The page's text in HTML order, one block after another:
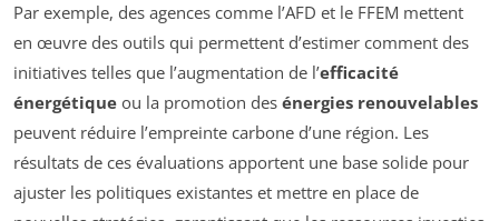
Par exemple, des agences comme l’AFD et le FFEM mettent
en œuvre des outils qui permettent d’estimer comment des
initiatives telles que l’augmentation de l’efficacité
énergétique ou la promotion des énergies renouvelables
peuvent réduire l’empreinte carbone d’une région. Les
résultats de ces évaluations apportent une base solide pour
ajuster les politiques existantes et mettre en place de